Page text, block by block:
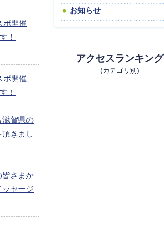
ポ開催
！
ポ開催
！
滋賀県の
きまし
皆さまか
ッセージ
お知らせ
アクセスランキング
(カテゴリ別)